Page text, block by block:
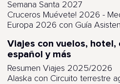
Semana Santa 2027
Cruceros Muévete! 2026 -
Europa 2026 con Guía
Viajes con vuelos, hotel,
español y más
Resumen Viajes 2025/2026
Alaska con Circuito terrestre